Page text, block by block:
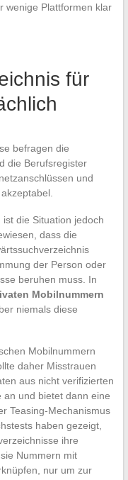
wenige Plattformen klar
für
befragen die
die Berufsregister
und
die Situation jedoch
dass die
der Person oder
beruhen muss. In
Mobilnummern
niemals diese
Mobilnummern
daher Misstrauen
aus nicht verifizierten
an und bietet dann eine
Teasing-Mechanismus
haben gezeigt,
ihre
Nummern mit
nur um zur